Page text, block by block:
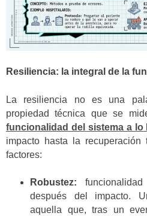
Resiliencia: la integral de la
La resiliencia no es una
propiedad técnica que se
funcionalidad del sistema a lo
impacto hasta la
factores:
Robustez:
después del impacto.
aquella que, tras un